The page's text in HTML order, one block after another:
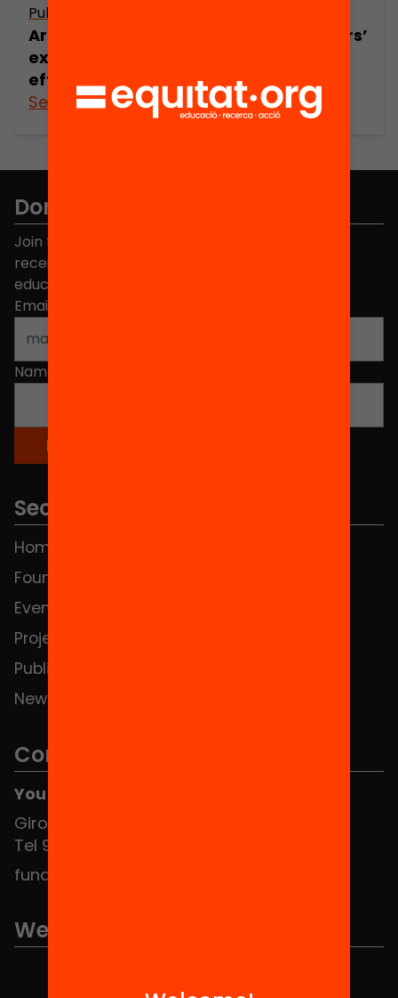
Publicació
Are programmes dealing with teachers’
expectations for their students
effective?
See more
Don't miss anything.
Join the more than 40,000 people who already
receive news about initiatives and projects for
educational change in Catalonia.
Email address
Name
Sections
Home
Foundation
Events
Projects
Publications and videos
News
Contact
You can find us at the Social HUB
Girona 34, interior 08010 Barcelona
Tel 934 588 700
fundacio@equitat.org
We are part of...